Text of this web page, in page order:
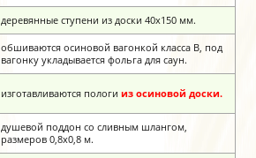
деревянные ступени из доски 40х150 мм.
обшиваются осиновой вагонкой класса В, под
вагонку укладывается фольга для саун.
изготавливаются пологи из осиновой доски.
душевой поддон со сливным шлангом,
размеров 0,8х0,8 м.